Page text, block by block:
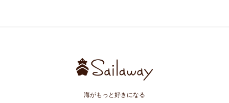
海がもっと好きになる